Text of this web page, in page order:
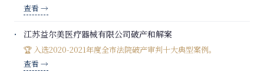
查看 →
江苏益尔美医疗器械有限公司破产和解案
🏆 入选2020-2021年度全市法院破产审判十大典型案例。
查看 →